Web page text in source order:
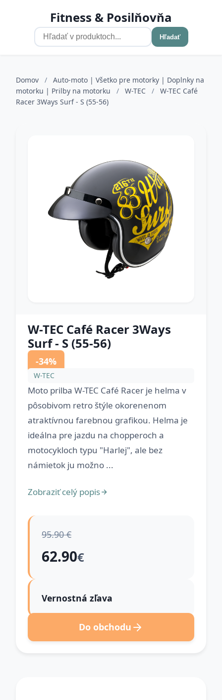
Fitness & Posilňovňa
Hľadať
Domov /
Auto-moto | Všetko pre motorky | Doplnky na
motorku | Prilby na motorku
/ W-TEC /
W-TEC Café
Racer 3Ways Surf - S (55-56)
W-TEC Café Racer 3Ways
Surf - S (55-56)
-34%
W-TEC
Moto prilba W-TEC Café Racer je helma v
pôsobivom retro štýle okorenenom
atraktívnou farebnou grafikou. Helma je
ideálna pre jazdu na chopperoch a
motocykloch typu "Harlej", ale bez
námietok ju možno ...
Zobraziť celý popis
95.90 €
62.90€
Vernostná zľava
Do obchodu